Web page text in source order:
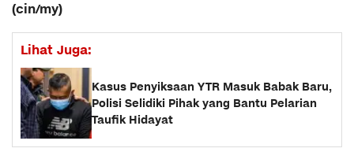
(cin/my)
Lihat Juga:
Kasus Penyiksaan YTR Masuk Babak Baru,
Polisi Selidiki Pihak yang Bantu Pelarian
Taufik Hidayat